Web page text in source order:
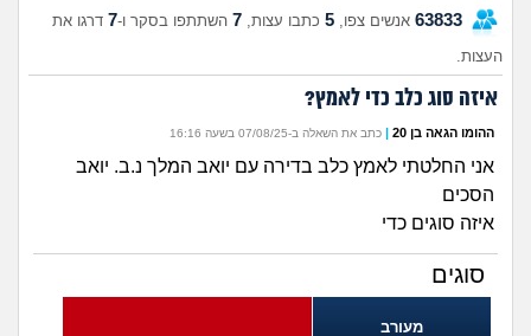
שאלות שעוררו עניין
מה קורה כאן?
63833 אנשים צפו, 5 כתבו עצות, 7 השתתפו בסקר ו-7 דרגו את
העצות.
איזה סוג כלב כדי לאמץ?
ההומו הגאה בן 20 | כתב את השאלה ב-07/08/25 בשעה 16:16
אני החלטתי לאמץ כלב בדירה עם יואב המלך נ.ב. יואב
הסכים
איזה סוגים כדי
סוגים
מעורב